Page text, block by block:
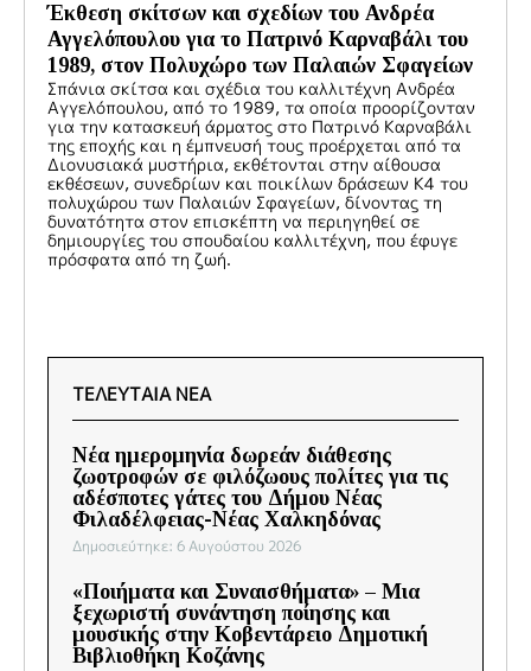
Έκθεση σκίτσων και σχεδίων του Ανδρέα
Αγγελόπουλου για το Πατρινό Καρναβάλι του
1989, στον Πολυχώρο των Παλαιών Σφαγείων
Σπάνια σκίτσα και σχέδια του καλλιτέχνη Ανδρέα
Αγγελόπουλου, από το 1989, τα οποία προορίζονταν
για την κατασκευή άρματος στο Πατρινό Καρναβάλι
της εποχής και η έμπνευσή τους προέρχεται από τα
Διονυσιακά μυστήρια, εκθέτονται στην αίθουσα
εκθέσεων, συνεδρίων και ποικίλων δράσεων Κ4 του
πολυχώρου των Παλαιών Σφαγείων, δίνοντας τη
δυνατότητα στον επισκέπτη να περιηγηθεί σε
δημιουργίες του σπουδαίου καλλιτέχνη, που έφυγε
πρόσφατα από τη ζωή.
ΤΕΛΕΥΤΑΙΑ ΝΕΑ
Νέα ημερομηνία δωρεάν διάθεσης
ζωοτροφών σε φιλόζωους πολίτες για τις
αδέσποτες γάτες του Δήμου Νέας
Φιλαδέλφειας-Νέας Χαλκηδόνας
Δημοσιεύτηκε: 6 Αυγούστου 2026
«Ποιήματα και Συναισθήματα» – Μια
ξεχωριστή συνάντηση ποίησης και
μουσικής στην Κοβεντάρειο Δημοτική
Βιβλιοθήκη Κοζάνης